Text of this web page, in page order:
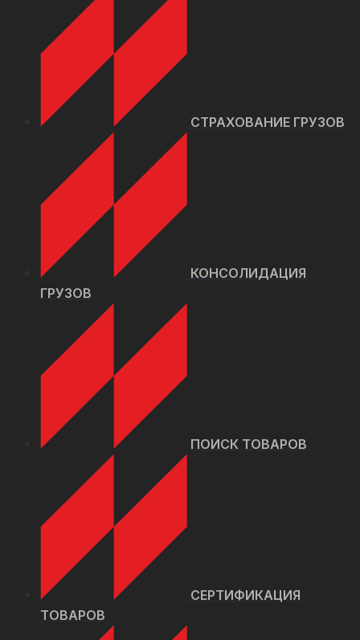
СТРАХОВАНИЕ ГРУЗОВ
КОНСОЛИДАЦИЯ
ГРУЗОВ
ПОИСК ТОВАРОВ
СЕРТИФИКАЦИЯ
ТОВАРОВ